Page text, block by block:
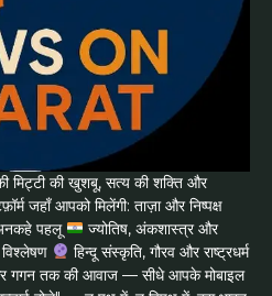
की खुशबू, सत्य की शक्ति और
जहाँ आपको मिलेंगी: ताज़ा और निष्पक्ष
पहलू
ज्योतिष, अंकशास्त्र और
हिन्दू संस्कृति, गौरव और राष्ट्रधर्म
गगन तक की आवाज — सीधे आपके मोबाइल